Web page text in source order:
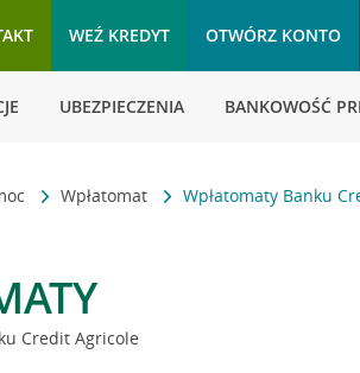
WEŹ KREDYT OTWÓRZ KONTO
UBEZPIECZENIA BANKOWOŚĆ
Wpłatomat Wpłatomaty Banku
Credit Agricole